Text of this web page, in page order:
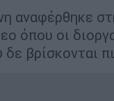
αναφέρθηκε
όπου οι
βρίσκονται